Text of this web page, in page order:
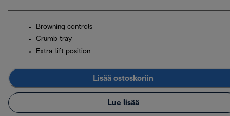
Browning controls
Crumb tray
Extra-lift position
Lisää ostoskoriin
Lue lisää